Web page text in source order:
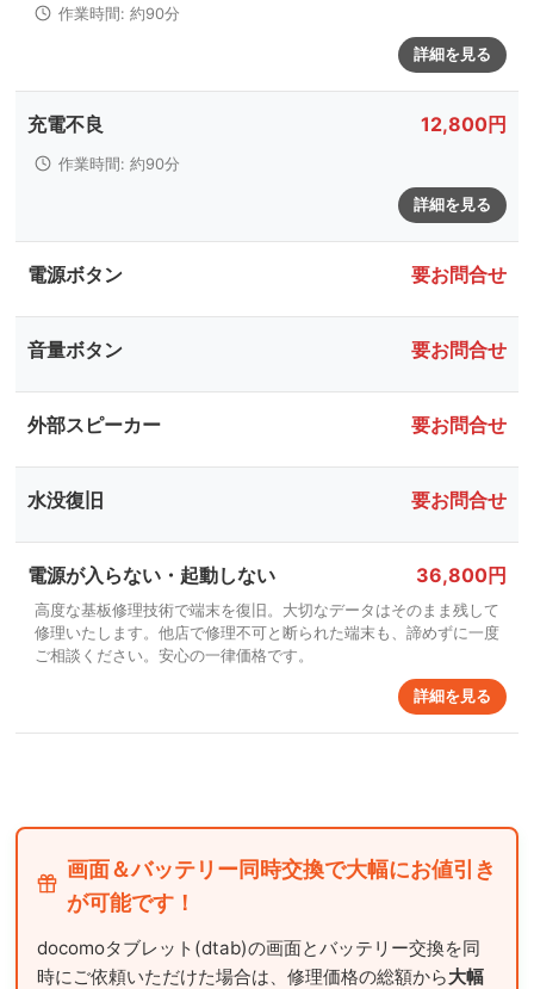
作業時間: 約90分
詳細を見る
充電不良 12,800円
作業時間: 約90分
詳細を見る
電源ボタン 要お問合せ
音量ボタン 要お問合せ
外部スピーカー 要お問合せ
水没復旧 要お問合せ
電源が入らない・起動しない 36,800円
高度な基板修理技術で端末を復旧。大切なデータはそのまま残して
修理いたします。他店で修理不可と断られた端末も、諦めずに一度
ご相談ください。安心の一律価格です。
詳細を見る
画面＆バッテリー同時交換で大幅にお値引き
が可能です！
docomoタブレット(dtab)の画面とバッテリー交換を同
時にご依頼いただけた場合は、修理価格の総額から大幅